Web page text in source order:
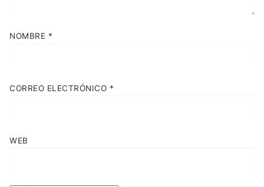
NOMBRE *
CORREO ELECTRÓNICO *
WEB